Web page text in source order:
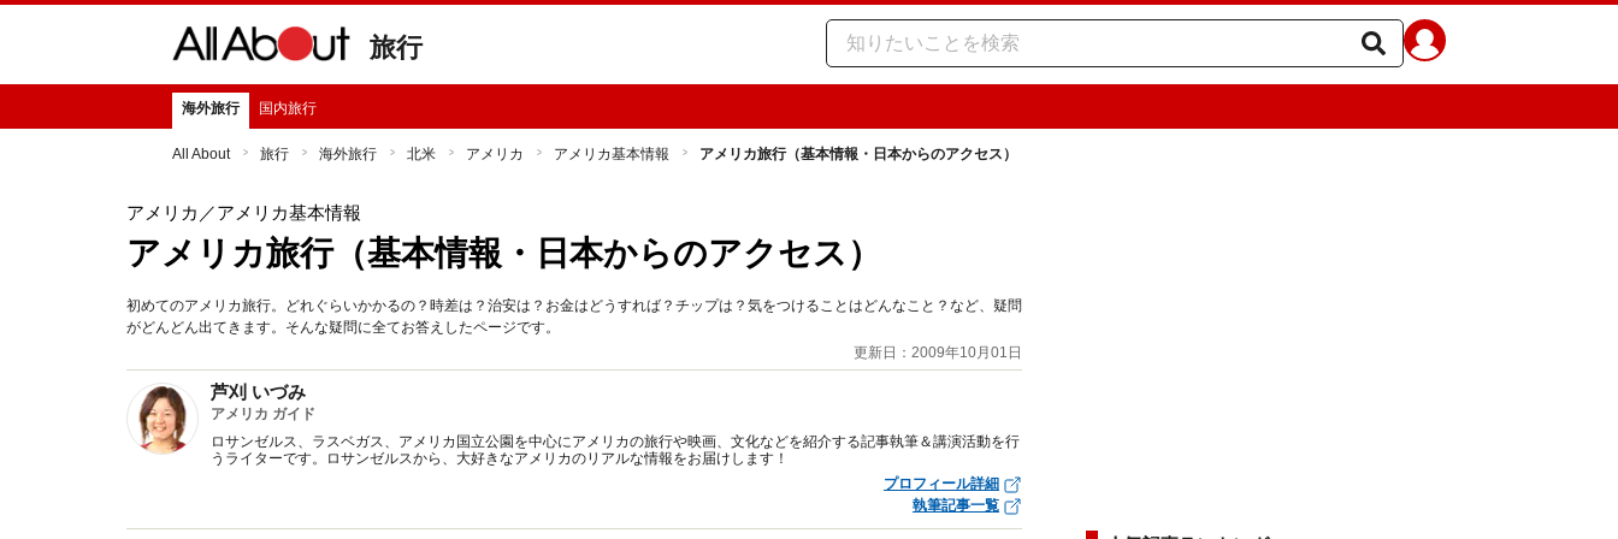
旅行
海外旅行 国内旅行
All About 旅行 海外旅行 北米 アメリカ アメリカ基本情報 アメリカ旅行（基本情報・日本からのアクセス）
アメリカ ／アメリカ基本情報
アメリカ旅行（基本情報・日本からのアクセス）
初めてのアメリカ旅行。どれぐらいかかるの？時差は？治安は？お金はどうすれば？チップは？気をつけることはどんなこと？など、疑問
がどんどん出てきます。そんな疑問に全てお答えしたページです。
更新日：2009年10月01日
芦刈 いづみ
アメリカ ガイド
ロサンゼルス、ラスベガス、アメリカ国立公園を中心にアメリカの旅行や映画、文化などを紹介する記事執筆＆講演活動を行
うライターです。ロサンゼルスから、大好きなアメリカのリアルな情報をお届けします！
プロフィール詳細
執筆記事一覧